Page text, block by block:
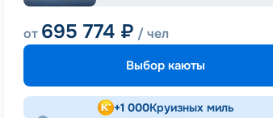
от 695 774 ₽ / чел
Выбор каюты
+1 000Круизных миль